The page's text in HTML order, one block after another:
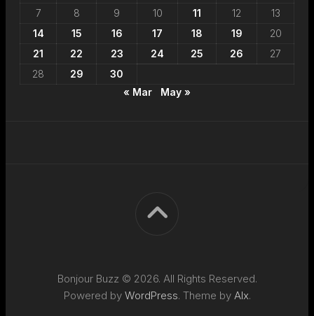
7
8 9 10 11 12
13
14
15 16 17 18 19
20
21
22 23 24 25 26
27
28
29
30
« Mar
May »
Bonjour Buzz © 2026. All Rights Reserved.
Powered by WordPress. Theme by Alx.